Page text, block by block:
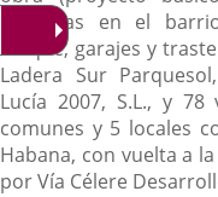
viviendas en el
bloque, garajes y
Ladera Sur
Lucía 2007, S.L., y 78
comunes y 5 locales
Habana, con vuelta a
por Vía Célere